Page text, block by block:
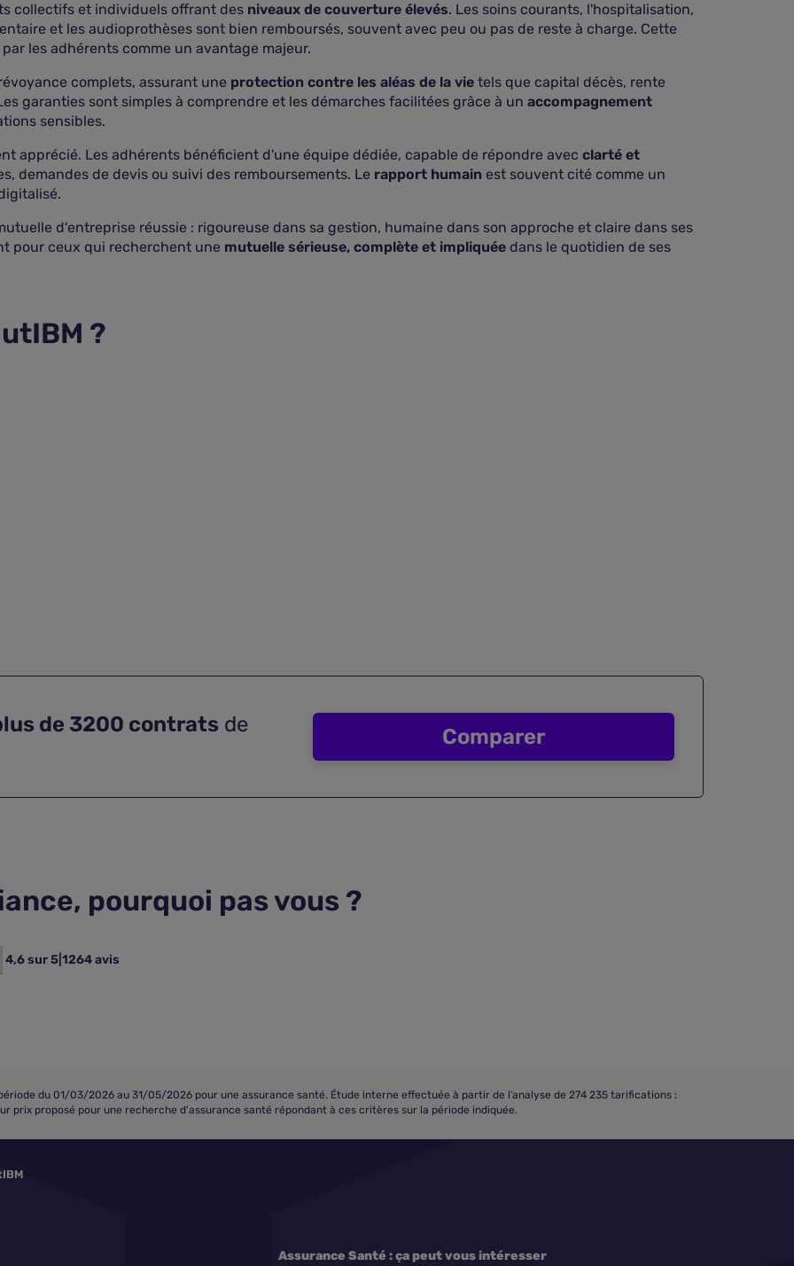
collectifs et individuels offrant des niveaux de couverture élevés. Les soins courants, l'hospitalisation,
et les audioprothèses sont bien remboursés, souvent avec peu ou pas de reste à charge. Cette
les adhérents comme un avantage majeur.
complets, assurant une protection contre les aléas de la vie tels que capital décès, rente
garanties sont simples à comprendre et les démarches facilitées grâce à un accompagnement
sensibles.
apprécié. Les adhérents bénéficient d'une équipe dédiée, capable de répondre avec clarté et
demandes de devis ou suivi des remboursements. Le rapport humain est souvent cité comme un
d'entreprise réussie : rigoureuse dans sa gestion, humaine dans son approche et claire dans ses
pour ceux qui recherchent une mutuelle sérieuse, complète et impliquée dans le quotidien de ses
?
de 3200 contrats de
Comparer
pourquoi pas vous ?
4,6 sur 5 1264 avis
du 01/03/2026 au 31/05/2026 pour une assurance santé. Étude interne effectuée à partir de l’analyse de 274 235 tarifications :
prix proposé pour une recherche d'assurance santé répondant à ces critères sur la période indiquée.
Assurance Santé : ça peut vous intéresser